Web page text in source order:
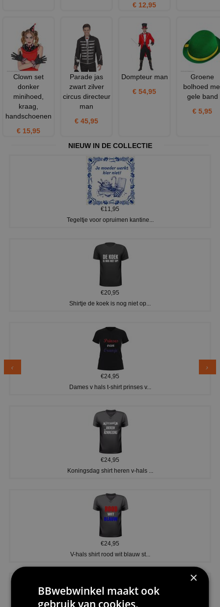
€ 12,95
Clown set
donker
minihoed,
kraag,
handschoenen
€ 15,95
Parade jas
zwart zilver
circus directeur
man
€ 45,95
Dompteur man
€ 54,95
Groene
bolhoed
gele band
€ 5,95
NIEUW IN DE COLLECTIE
€11,95
Tegeltje voor opruimen kantine...
€20,95
Shirtje de koek is nog niet op...
€24,95
Dames v hals t-shirt prinses v...
€24,95
Koningsdag shirt heren v-hals ...
€24,95
V-hals shirt rood wit blauw st...
×
BBwebwinkel maakt ook
gebruik van cookies.